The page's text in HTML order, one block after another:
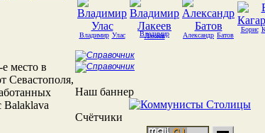
место в
Севастополя,
Balaklava
Владимир Улас Владимир
Лакеев Александр Батов
Борис
Наш баннер
Счётчики